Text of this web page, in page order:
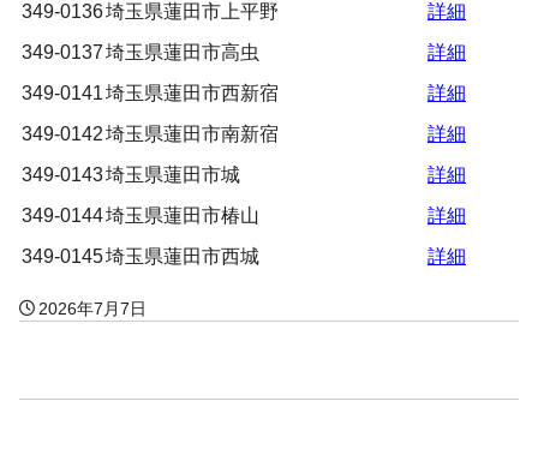
349-0136埼玉県蓮田市上平野
詳細
349-0137埼玉県蓮田市高虫
詳細
349-0141埼玉県蓮田市西新宿
詳細
349-0142埼玉県蓮田市南新宿
詳細
349-0143埼玉県蓮田市城
詳細
349-0144埼玉県蓮田市椿山
詳細
349-0145埼玉県蓮田市西城 詳細
2026年7月7日